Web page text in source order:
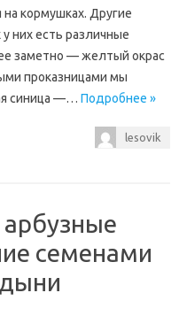
кормушках. Другие
них есть различные
заметно — желтый окрас
проказницами мы
синица —… Подробнее »
lesovik
семенами